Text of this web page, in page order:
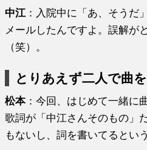
中江 ：入院中に「あ、そうだ
メールしたんですよ。誤解が
（笑）。
とりあえず二人で曲
松本：今回、はじめて一緒に
歌詞が「中江さんそのもの」
もないし、詞を書いてるとい